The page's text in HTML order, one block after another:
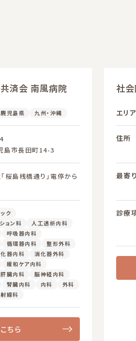
済会 南風病院
鹿児島県 九州・沖縄
島市長田町14-3
桜島桟橋通り」電停から
ク
ョン科
人工透析内科
呼吸器内科
循環器内科
整形外科
器内科
消化器外科
緩和ケア内科
肝臓内科
脳神経内科
腎臓内科 内科
外科
線科
ちら
社
エリア
住所
最寄
診療